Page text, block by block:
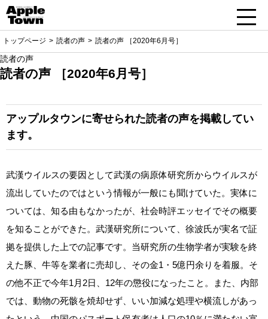
トップページ 読者の声 読者の声 ［2020年6月号］
読者の声
読者の声 ［2020年6月号］
アップルタウンに寄せられた読者の声を掲載してい
ます。
武漢ウイルスの要因として武漢の病原体研究所からウイルスが
流出していたのではという情報が一般にも聞けていた。実体に
ついては、知る由もなかったが、社会時評エッセイでその概要
を知ることができた。武漢研究所について、徐波氏が実名で証
拠を提供した上での記事です。当研究所の生物学者が実験を終
えた豚、牛等を業者に売却し、その金1・5億円余りを着服。そ
の他不正で今年1月2日、12年の懲役になったこと。また、内部
では、動物の死骸を焼却せず、いい加減な処理や横流しがあっ